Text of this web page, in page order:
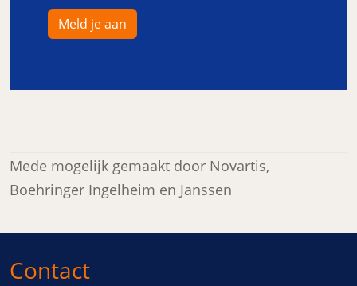
Meld je aan
Mede mogelijk gemaakt door Novartis,
Boehringer Ingelheim en Janssen
Contact